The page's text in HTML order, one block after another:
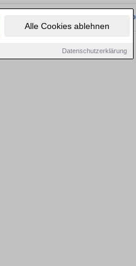
Alle Cookies ablehnen
Datenschutzerklärung
finden. Schauen Sie bald wieder